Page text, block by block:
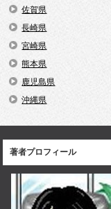
佐賀県
長崎県
宮崎県
熊本県
鹿児島県
沖縄県
著者プロフィール